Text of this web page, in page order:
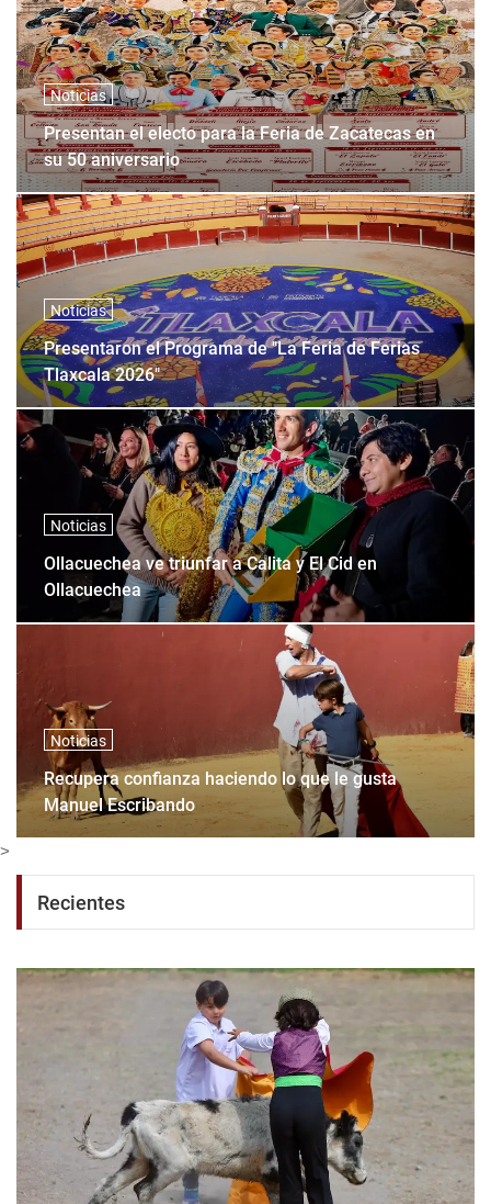
Noticias
Presentan el electo para la Feria de Zacatecas en
su 50 aniversario
Noticias
Presentaron el Programa de "La Feria de Ferias
Tlaxcala 2026"
Noticias
Ollacuechea ve triunfar a Calita y El Cid en
Ollacuechea
Noticias
Recupera confianza haciendo lo que le gusta
Manuel Escribando
>
Recientes